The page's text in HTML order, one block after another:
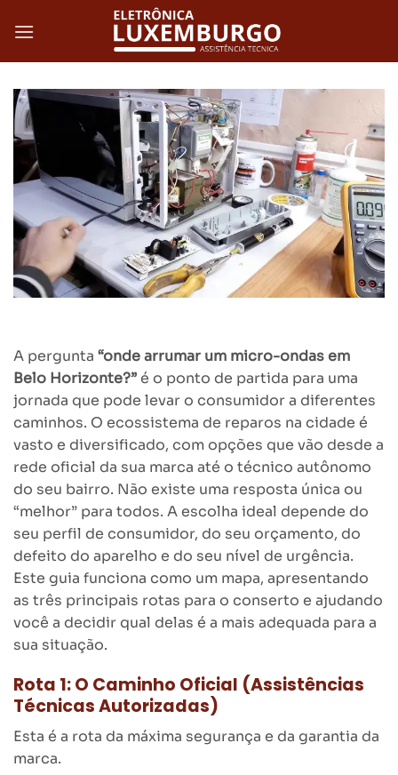
A pergunta “onde arrumar um micro-ondas em
Belo Horizonte?”é o ponto de partida para uma
jornada que pode levar o consumidor a diferentes
caminhos. O ecossistema de reparos na cidade é
vasto e diversificado, com opções que vão desde a
rede oficial da sua marca até o técnico autônomo
do seu bairro. Não existe uma resposta única ou
“melhor” para todos. A escolha ideal depende do
seu perfil de consumidor, do seu orçamento, do
defeito do aparelho e do seu nível de urgência.
Este guia funciona como um mapa, apresentando
as três principais rotas para o conserto e ajudando
você a decidir qual delas é a mais adequada para a
sua situação.
Rota 1: O Caminho Oficial (Assistências
Técnicas Autorizadas)
Esta é a rota da máxima segurança e da garantia da
marca.